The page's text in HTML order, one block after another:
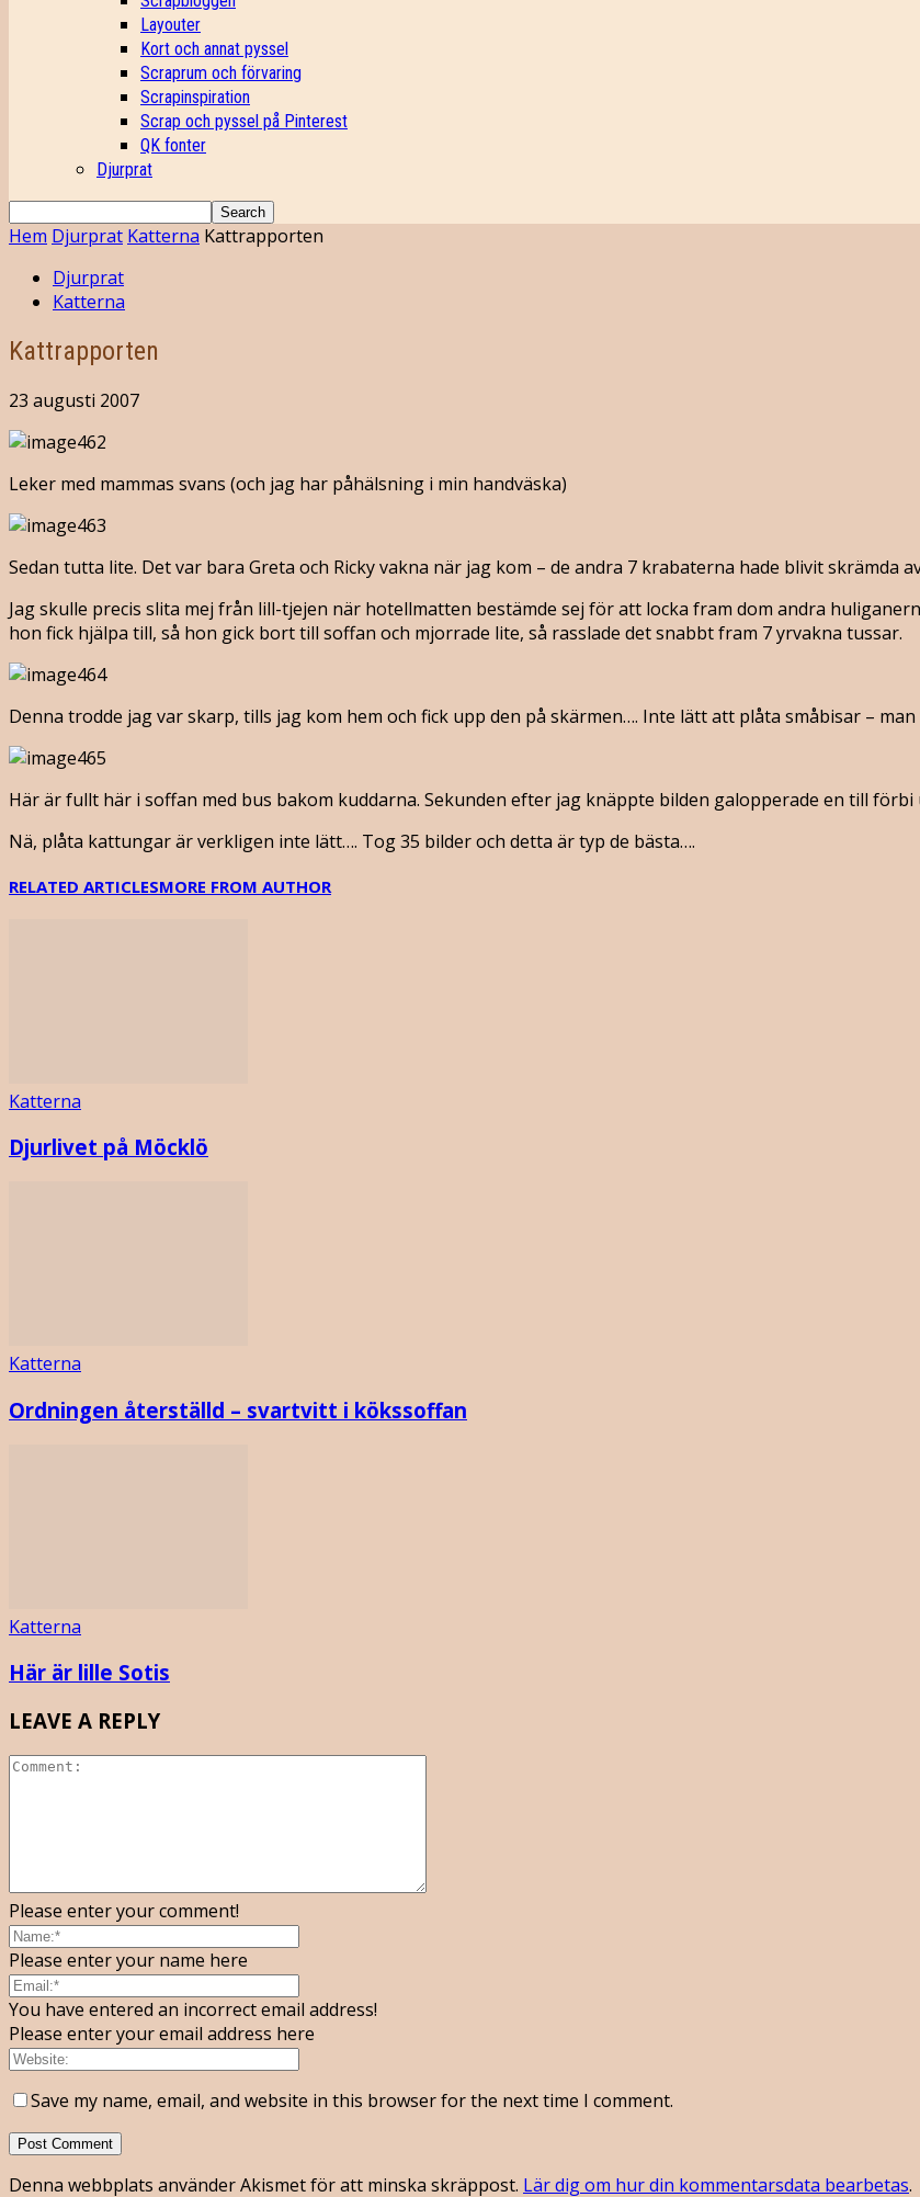
Layouter
Kort och annat pyssel
Scraprum och förvaring
Scrapinspiration
Scrap och pyssel på Pinterest
QK fonter
Djurprat
Hem Djurprat Katterna Kattrapporten
Djurprat
Katterna
Kattrapporten
23 augusti 2007
Leker med mammas svans (och jag har påhälsning i min handväska)
Sedan tutta lite. Det var bara Greta och Ricky vakna när jag kom – de andra 7 krabaterna hade blivit skrämda
Jag skulle precis slita mej från lill-tjejen när hotellmatten bestämde sej för att locka fram dom andra
hon fick hjälpa till, så hon gick bort till soffan och mjorrade lite, så rasslade det snabbt fram 7 yrvakna tussar.
Denna trodde jag var skarp, tills jag kom hem och fick upp den på skärmen…. Inte lätt att plåta småbisar –
Här är fullt här i soffan med bus bakom kuddarna. Sekunden efter jag knäppte bilden galopperade en till
Nä, plåta kattungar är verkligen inte lätt…. Tog 35 bilder och detta är typ de bästa….
RELATED ARTICLESMORE FROM AUTHOR
Katterna
Djurlivet på Möcklö
Katterna
Ordningen återställd – svartvitt i kökssoffan
Katterna
Här är lille Sotis
LEAVE A REPLY
Please enter your comment!
Please enter your name here
You have entered an incorrect email address!
Please enter your email address here
Save my name, email, and website in this browser for the next time I comment.
Denna webbplats använder Akismet för att minska skräppost. Lär dig om hur din kommentarsdata bearbetas.